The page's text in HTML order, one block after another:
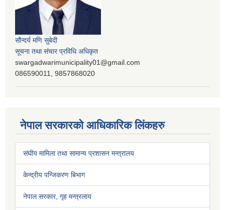
सौन्दर्य मणि सुबेदी
सूचना तथा संचार प्रविधि अधिकृत
swargadwarimunicipality01@gmail.com
086590011, 9857868020
नेपाल सरकारको आधिकारिक लिंकहरु
संघीय मामिला तथा सामान्य प्रशासन मन्त्रालय
केन्द्रीय पन्जिकरण बिभाग
नेपाल सरकार, गृह मन्त्रलाय